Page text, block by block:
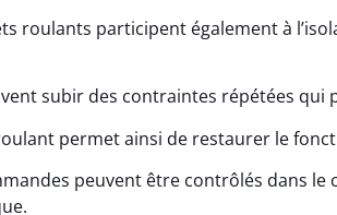
roulants participent également à
subir des contraintes répétées
permet ainsi de restaurer le
peuvent être contrôlés dans le